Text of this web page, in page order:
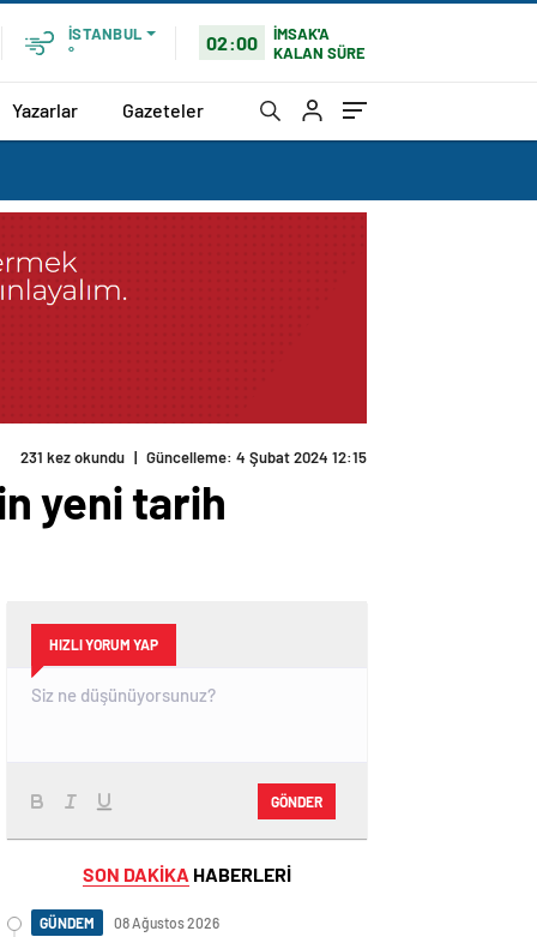
İSTANBUL
°
02:00
İMSAK'A
KALAN SÜRE
Yazarlar Gazeteler
yeni tarih
HIZLI YORUM YAP
GÖNDER
SON DAKİKA HABERLERİ
GÜNDEM 08 Ağustos 2026